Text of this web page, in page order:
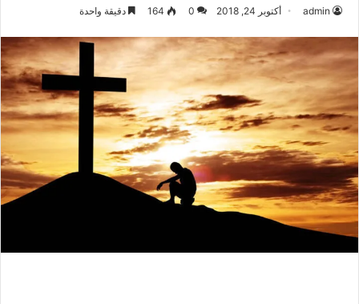
admin أكتوبر 24, 2018 0
164 دقيقة واحدة